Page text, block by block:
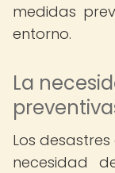
medidas
entorno.
La
Los
necesidad